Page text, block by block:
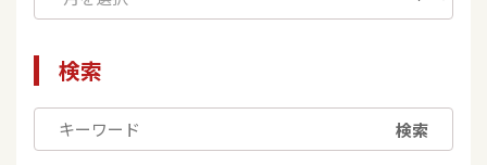
検索
検索